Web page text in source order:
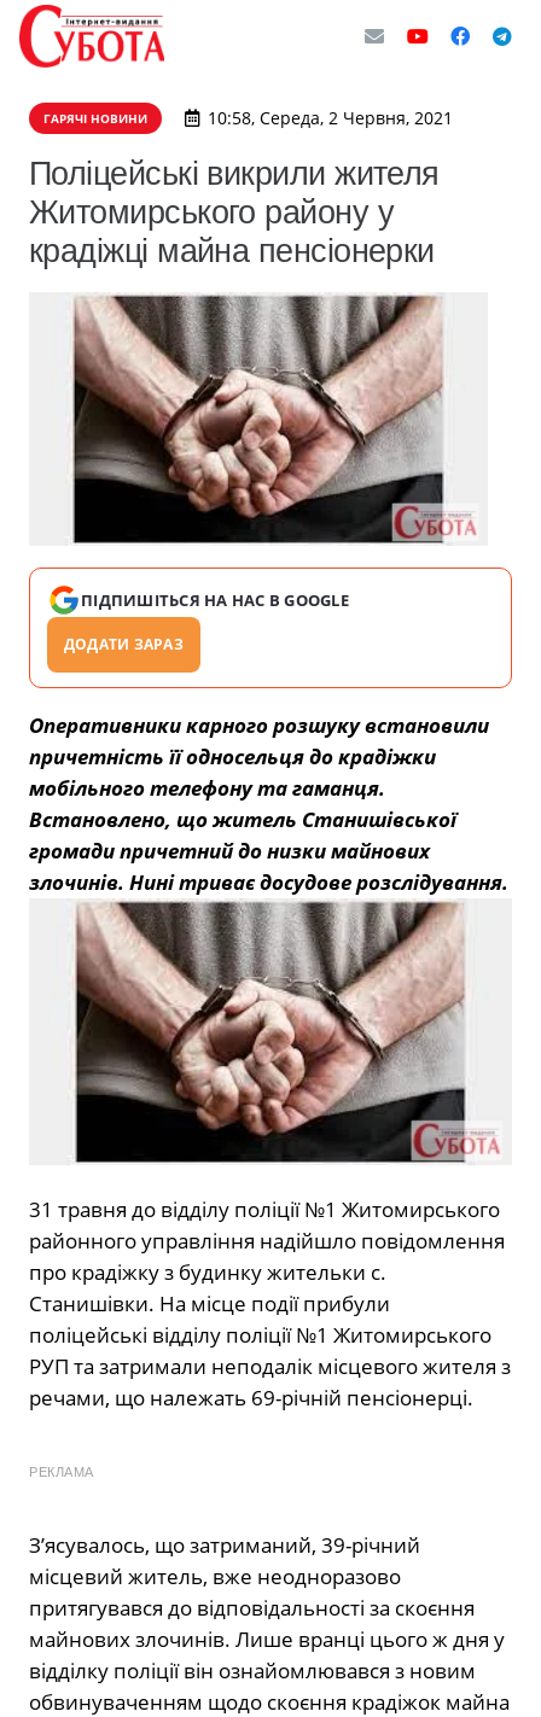
ГАРЯЧІ НОВИНИ 10:58, Середа, 2 Червня, 2021
​Поліцейські викрили жителя
Житомирського району у
крадіжці майна пенсіонерки
ПІДПИШІТЬСЯ НА НАС В GOOGLE
ДОДАТИ ЗАРАЗ
Оперативники карного розшуку встановили
причетність її односельця до крадіжки
мобільного телефону та гаманця.
Встановлено, що житель Станишівської
громади причетний до низки майнових
злочинів. Нині триває досудове розслідування.
31 травня до відділу поліції №1 Житомирського
районного управління надійшло повідомлення
про крадіжку з будинку жительки с.
Станишівки. На місце події прибули
поліцейські відділу поліції №1 Житомирського
РУП та затримали неподалік місцевого жителя з
речами, що належать 69-річній пенсіонерці.
РЕКЛАМА
З’ясувалось, що затриманий, 39-річний
місцевий житель, вже неодноразово
притягувався до відповідальності за скоєння
майнових злочинів. Лише вранці цього ж дня у
відділку поліції він ознайомлювався з новим
обвинуваченням щодо скоєння крадіжок майна